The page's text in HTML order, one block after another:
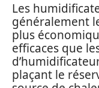
Les
généralement
plus
efficaces que
plaçant le